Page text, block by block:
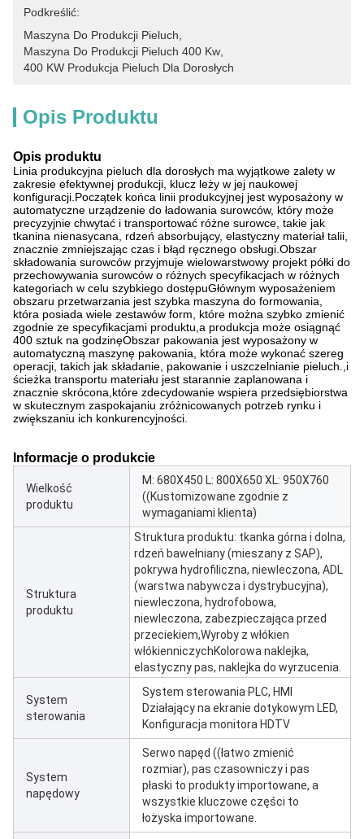
Podkreślić:
Maszyna Do Produkcji Pieluch
Maszyna Do Produkcji Pieluch 400 Kw
400 KW Produkcja Pieluch Dla Dorosłych
Opis Produktu
Opis produktu
Linia produkcyjna pieluch dla dorosłych ma wyjątkowe zalety w
zakresie efektywnej produkcji, klucz leży w jej naukowej
konfiguracji.Początek końca linii produkcyjnej jest wyposażony w
automatyczne urządzenie do ładowania surowców, który może
precyzyjnie chwytać i transportować różne surowce, takie jak
tkanina nienasycana, rdzeń absorbujący, elastyczny materiał talii,
znacznie zmniejszając czas i błąd ręcznego obsługi.Obszar
składowania surowców przyjmuje wielowarstwowy projekt półki do
przechowywania surowców o różnych specyfikacjach w różnych
kategoriach w celu szybkiego dostępuGłównym wyposażeniem
obszaru przetwarzania jest szybka maszyna do formowania,
która posiada wiele zestawów form, które można szybko zmienić
zgodnie ze specyfikacjami produktu,a produkcja może osiągnąć
400 sztuk na godzinęObszar pakowania jest wyposażony w
automatyczną maszynę pakowania, która może wykonać szereg
operacji, takich jak składanie, pakowanie i uszczelnianie pieluch.,i
ścieżka transportu materiału jest starannie zaplanowana i
znacznie skrócona,które zdecydowanie wspiera przedsiębiorstwa
w skutecznym zaspokajaniu zróżnicowanych potrzeb rynku i
zwiększaniu ich konkurencyjności.
Informacje o produkcie
Wielkość
produktu
M: 680X450 L: 800X650 XL: 950X760
((Kustomizowane zgodnie z
wymaganiami klienta)
Struktura
produktu
Struktura produktu: tkanka górna i dolna,
rdzeń bawełniany (mieszany z SAP),
pokrywa hydrofiliczna, niewleczona, ADL
(warstwa nabywcza i dystrybucyjna),
niewleczona, hydrofobowa,
niewleczona, zabezpieczająca przed
przeciekiem,Wyroby z włókien
włókienniczychKolorowa naklejka,
elastyczny pas, naklejka do wyrzucenia.
System
sterowania
System sterowania PLC, HMI
Działający na ekranie dotykowym LED,
Konfiguracja monitora HDTV
System
napędowy
Serwo napęd ((łatwo zmienić
rozmiar), pas czasowniczy i pas
płaski to produkty importowane, a
wszystkie kluczowe części to
łożyska importowane.